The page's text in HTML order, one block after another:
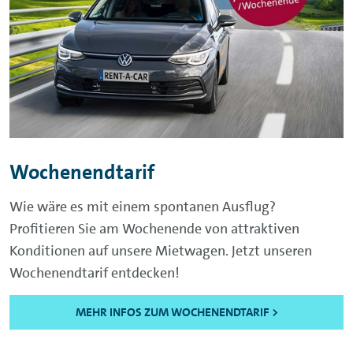
Wochenendtarif
Wie wäre es mit einem spontanen Ausflug?
Profitieren Sie am Wochenende von attraktiven
Konditionen auf unsere Mietwagen. Jetzt unseren
Wochenendtarif entdecken!
MEHR INFOS ZUM WOCHENENDTARIF >